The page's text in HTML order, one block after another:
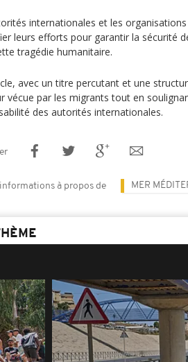
internationales et les
leurs efforts pour garantir la sécurité
tragédie humanitaire.
avec un titre percutant et une
vécue par les migrants tout en
des autorités internationales.
à propos de MER